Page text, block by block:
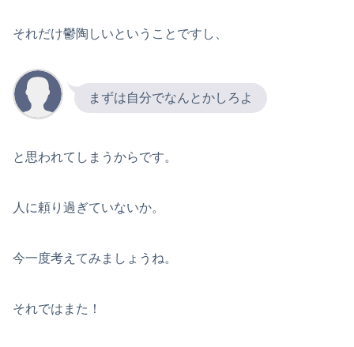
それだけ鬱陶しいということですし、
まずは自分でなんとかしろよ
と思われてしまうからです。
人に頼り過ぎていないか。
今一度考えてみましょうね。
それではまた！